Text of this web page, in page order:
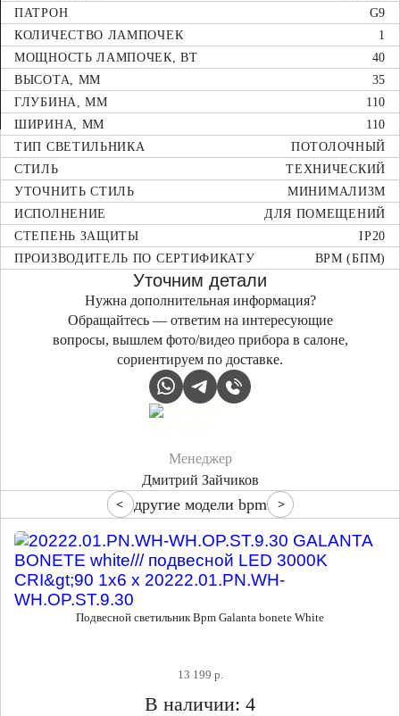
ПАТРОН
G9
КОЛИЧЕСТВО ЛАМПОЧЕК
1
МОЩНОСТЬ ЛАМПОЧЕК, ВТ
40
ВЫСОТА, ММ
35
ГЛУБИНА, ММ
110
ШИРИНА, ММ
110
ТИП СВЕТИЛЬНИКА
ПОТОЛОЧНЫЙ
СТИЛЬ
ТЕХНИЧЕСКИЙ
УТОЧНИТЬ СТИЛЬ
МИНИМАЛИЗМ
ИСПОЛНЕНИЕ
ДЛЯ ПОМЕЩЕНИЙ
СТЕПЕНЬ ЗАЩИТЫ
IP20
ПРОИЗВОДИТЕЛЬ ПО СЕРТИФИКАТУ
BPM (БПМ)
Менеджер
Дмитрий Зайчиков
Уточним детали
Нужна дополнительная информация?
Обращайтесь — ответим на интересующие
вопросы, вышлем фото/видео прибора в салоне,
сориентируем по доставке.
другие модели bpm
Подвесной светильник Bpm Galanta bonete White
13 199 р.
В наличии: 4